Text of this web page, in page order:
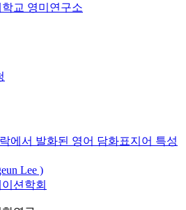
교 영미연구소
에서 발화된 영어 담화표지어 특성
Lee )
션학회